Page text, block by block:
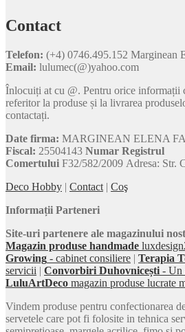
Contact
Telefon: (+4) 0746.495.152 Marginean
Email: lulumec(@)yahoo.com
Înlocuiți at cu @. Pentru orice informații
referitor la produse și la livrarea
contactați.
Date firma: MARGINEAN ELENA
Fiscal: 25504143 Numar Registrul
Comertului F32/582/2009 Adresa: Str.
Deco Hobby | Contact | Coş
Informații Parteneri
Site-uri partenere ale magazinului
Magazin produse handmade
Growing - cabinet consiliere | Terapia
servicii | Convorbiri Duhovnicești - Un
LuluArtDeco magazin produse lucrate
Vindem produse pentru confectionarea
servetele care pot fi folosite in tehnica